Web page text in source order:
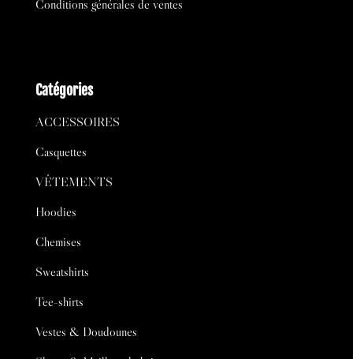
Conditions générales de ventes
Catégories
ACCESSOIRES
Casquettes
VÊTEMENTS
Hoodies
Chemises
Sweatshirts
Tee-shirts
Vestes & Doudounes